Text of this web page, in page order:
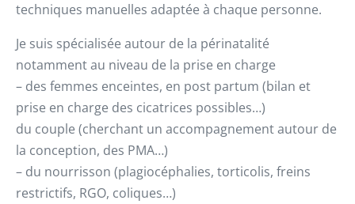
techniques manuelles adaptée à chaque personne.
Je suis spécialisée autour de la périnatalité
notamment au niveau de la prise en charge
– des femmes enceintes, en post partum (bilan et
prise en charge des cicatrices possibles…)
du couple (cherchant un accompagnement autour de
la conception, des PMA…)
– du nourrisson (plagiocéphalies, torticolis, freins
restrictifs, RGO, coliques…)